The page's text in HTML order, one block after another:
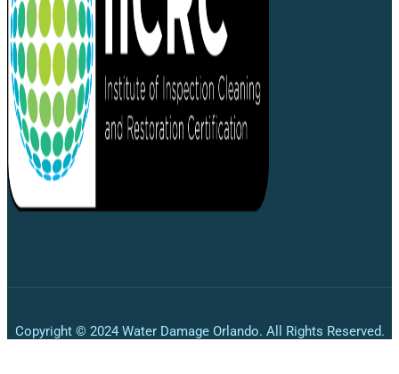
Copyright © 2024 Water Damage Orlando. All Rights Reserved.